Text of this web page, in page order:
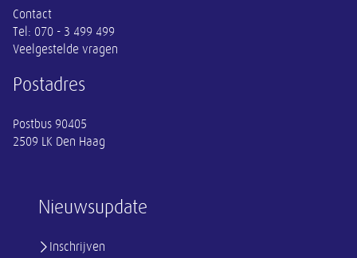
Nieuwsupdate
Inschrijven
Contact
Tel: 070 - 3 499 499
Veelgestelde vragen
Postadres
Postbus 90405
2509 LK Den Haag